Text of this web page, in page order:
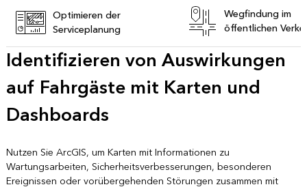
Optimieren der
Serviceplanung
Wegfindung im
öffentlichen
Identifizieren von Auswirkungen
auf Fahrgäste mit Karten und
Dashboards
Nutzen Sie ArcGIS, um Karten mit Informationen zu
Wartungsarbeiten, Sicherheitsverbesserungen, besonderen
Ereignissen oder vorübergehenden Störungen zusammen mit